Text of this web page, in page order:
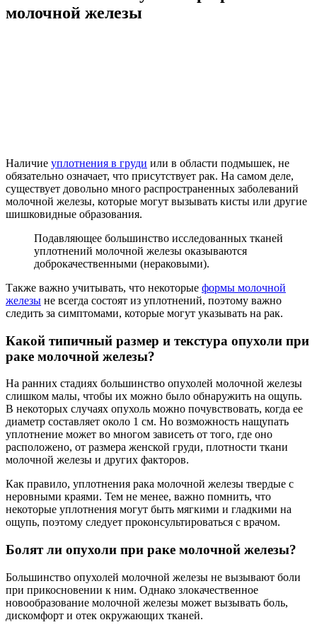
молочной железы
Наличие уплотнения в груди или в области подмышек, не
обязательно означает, что присутствует рак. На самом деле,
существует довольно много распространенных заболеваний
молочной железы, которые могут вызывать кисты или другие
шишковидные образования.
Подавляющее большинство исследованных тканей
уплотнений молочной железы оказываются
доброкачественными (нераковыми).
Также важно учитывать, что некоторые формы молочной
железы не всегда состоят из уплотнений, поэтому важно
следить за симптомами, которые могут указывать на рак.
Какой типичный размер и текстура опухоли при
раке молочной железы?
На ранних стадиях большинство опухолей молочной железы
слишком малы, чтобы их можно было обнаружить на ощупь.
В некоторых случаях опухоль можно почувствовать, когда ее
диаметр составляет около 1 см. Но возможность нащупать
уплотнение может во многом зависеть от того, где оно
расположено, от размера женской груди, плотности ткани
молочной железы и других факторов.
Как правило, уплотнения рака молочной железы твердые с
неровными краями. Тем не менее, важно помнить, что
некоторые уплотнения могут быть мягкими и гладкими на
ощупь, поэтому следует проконсультироваться с врачом.
Болят ли опухоли при раке молочной железы?
Большинство опухолей молочной железы не вызывают боли
при прикосновении к ним. Однако злокачественное
новообразование молочной железы может вызывать боль,
дискомфорт и отек окружающих тканей.